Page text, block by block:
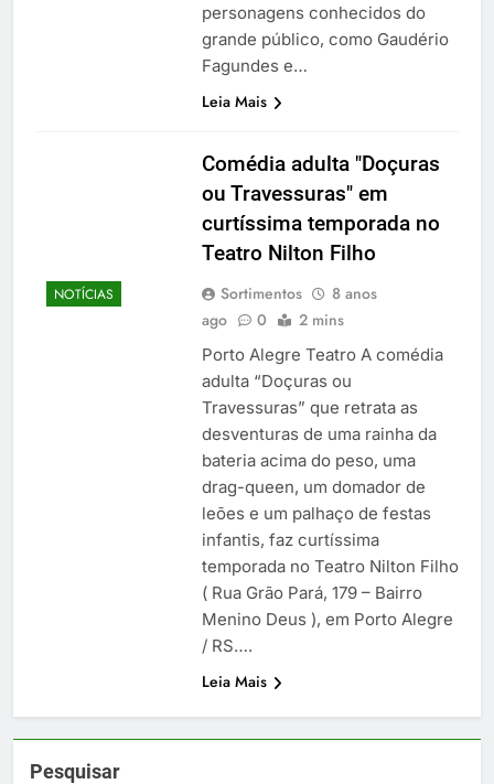
personagens conhecidos do
grande público, como Gaudério
Fagundes e…
Leia Mais
NOTÍCIAS
Comédia adulta "Doçuras
ou Travessuras" em
curtíssima temporada no
Teatro Nilton Filho
Sortimentos
8 anos
ago
0 2 mins
Porto Alegre Teatro A comédia
adulta “Doçuras ou
Travessuras” que retrata as
desventuras de uma rainha da
bateria acima do peso, uma
drag-queen, um domador de
leões e um palhaço de festas
infantis, faz curtíssima
temporada no Teatro Nilton Filho
( Rua Grão Pará, 179 – Bairro
Menino Deus ), em Porto Alegre
/ RS….
Leia Mais
Pesquisar